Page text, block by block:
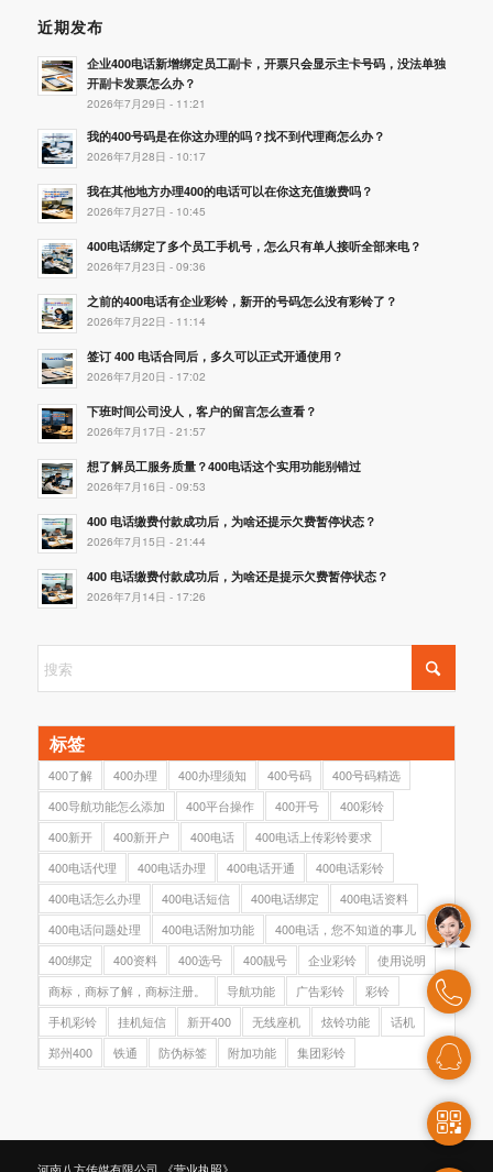
近期发布
企业400电话新增绑定员工副卡，开票只会显示主卡号码，没法单独
开副卡发票怎么办？
2026年7月29日 - 11:21
我的400号码是在你这办理的吗？找不到代理商怎么办？
2026年7月28日 - 10:17
我在其他地方办理400的电话可以在你这充值缴费吗？
2026年7月27日 - 10:45
400电话绑定了多个员工手机号，怎么只有单人接听全部来电？
2026年7月23日 - 09:36
之前的400电话有企业彩铃，新开的号码怎么没有彩铃了？
2026年7月22日 - 11:14
签订 400 电话合同后，多久可以正式开通使用？
2026年7月20日 - 17:02
下班时间公司没人，客户的留言怎么查看？
2026年7月17日 - 21:57
想了解员工服务质量？400电话这个实用功能别错过
2026年7月16日 - 09:53
400 电话缴费付款成功后，为啥还提示欠费暂停状态？
2026年7月15日 - 21:44
400 电话缴费付款成功后，为啥还是提示欠费暂停状态？
2026年7月14日 - 17:26
标签
400了解 400办理 400办理须知 400号码
400号码精选
400导航功能怎么添加
400平台操作 400开号
400彩铃
400新开
400新开户 400电话
400电话上传彩铃要求
400电话代理
400电话办理 400电话开通
400电话彩铃
400电话怎么办理
400电话短信 400电话绑定
400电话资料
400电话问题处理
400电话附加功能
400电话，您不知道的事儿
400绑定
400资料 400选号 400靓号 企业彩铃
使用说明
商标，商标了解，商标注册。
导航功能 广告彩铃
彩铃
手机彩铃
挂机短信 新开400 无线座机 炫铃功能
话机
郑州400
铁通 防伪标签 附加功能 集团彩铃
河南八方传媒有限公司 《营业执照》